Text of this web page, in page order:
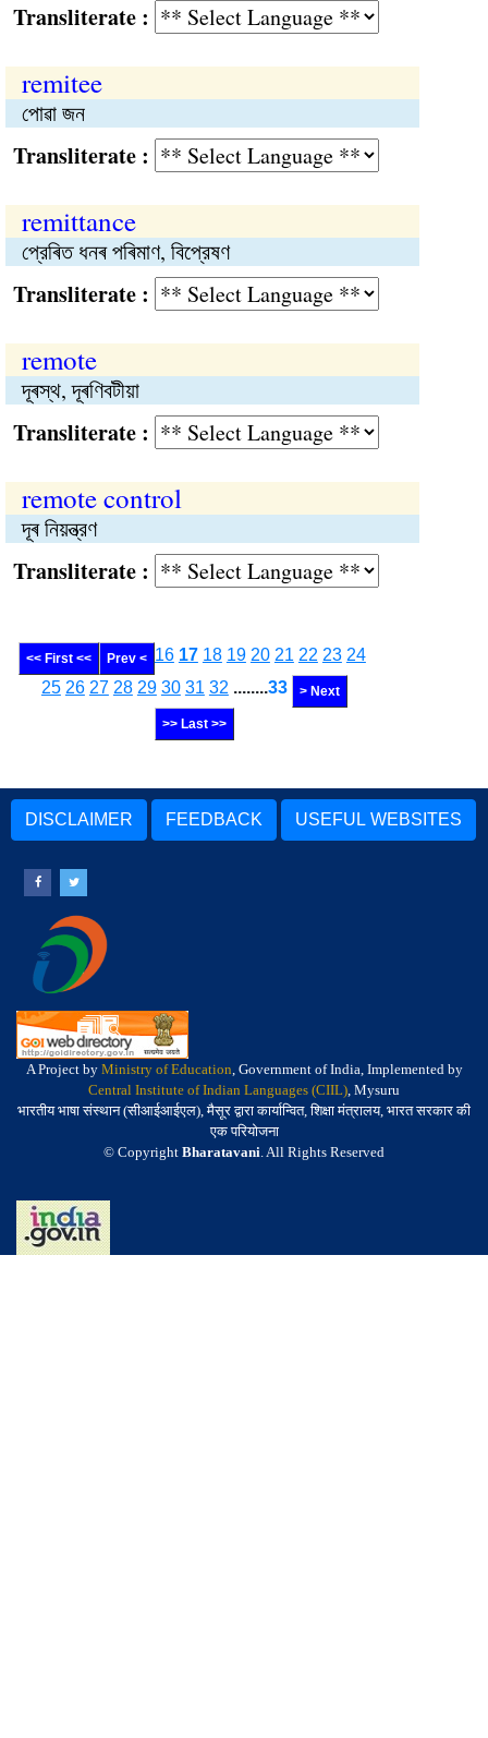
:
remitee
পোৱা জন
:
remittance
প্রেৰিত ধনৰ পৰিমাণ, বিপ্রেষণ
:
remote
দূৰস্থ, দূৰণিবটীয়া
:
remote control
দূৰ নিয়ন্ত্রণ
:
<< First << Prev < 16 17 18 19 20 21 22 23 24
25 26 27 28 29 30 31 32 ........33 > Next
>> Last >>
DISCLAIMER FEEDBACK USEFUL WEBSITES
A Project by Ministry of Education, Government of India, Implemented by
Central Institute of Indian Languages (CIIL), Mysuru
भारतीय भाषा संस्थान (सीआईआईएल), मैसूर द्वारा कार्यान्वित, शिक्षा मंत्रालय, भारत सरकार की
एक परियोजना
© Copyright Bharatavani. All Rights Reserved